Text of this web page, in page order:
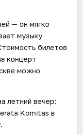
— он мягко
музыку
билетов
концерт
можно
летний вечер:
Komitas в